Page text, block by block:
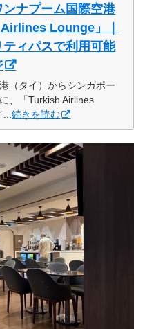
ンナプーム国際空港
Airlines Lounge」｜
ティパスで利用可能
（タイ）からシンガポー
、「Turkish Airlines
...続きを読む